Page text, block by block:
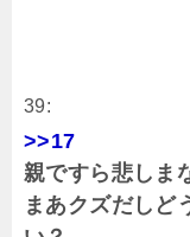
39:
>>17
親ですら悲しま
まあクズだしど